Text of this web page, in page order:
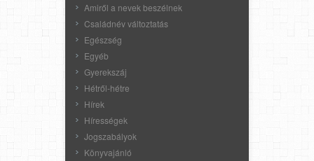
Amiről a nevek beszélnek
Családnév változtatás
Egészség
Egyéb
Gyerekszáj
Hétről-hétre
Hírek
Hírességek
Jogszabályok
Könyvajánló